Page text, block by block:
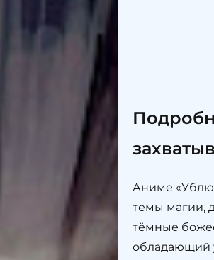
Аниме
темы магии,
тёмные
обладающий